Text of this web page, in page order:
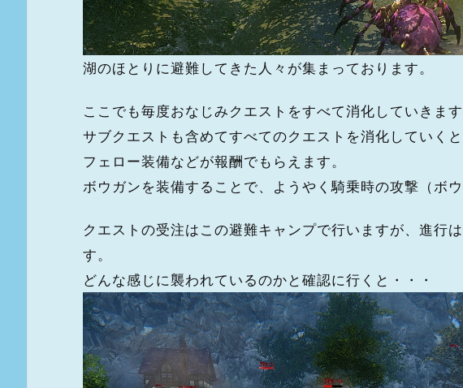
湖のほとりに避難してきた人々が集まっております。
ここでも毎度おなじみクエストをすべて消化していきます
サブクエストも含めてすべてのクエストを消化していく
フェロー装備などが報酬でもらえます。
ボウガンを装備することで、ようやく騎乗時の攻撃（ボ
クエストの受注はこの避難キャンプで行いますが、進行
す。
どんな感じに襲われているのかと確認に行くと・・・